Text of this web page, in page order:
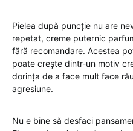
Pielea după puncție nu are
repetat, creme puternic
fără recomandare. Acestea
poate crește dintr-un motiv
dorința de a face mult face
agresiune.
Nu e bine să desfaci